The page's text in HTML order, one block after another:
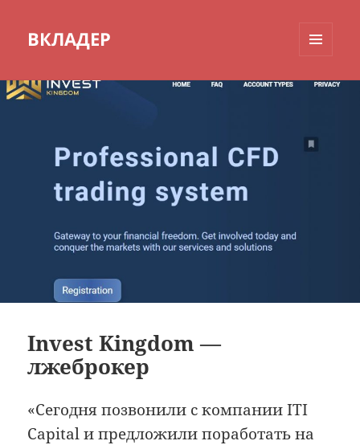
ВКЛАДЕР
ВИДЖЕТЫ
Invest Kingdom —
лжеброкер
«Сегодня позвонили с компании ITI
Capital и предложили поработать на